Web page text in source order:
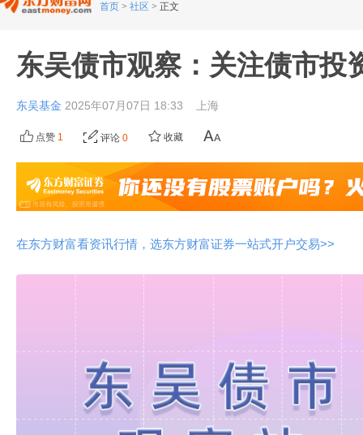
首页 > 社区 > 正文
东吴债市观察：关注债市投
东吴基金 2025年07月07日 18:33 上海
点赞 1 评论 0 收藏
在东方财富看资讯行情，选东方财富证券一站式开户交易>>